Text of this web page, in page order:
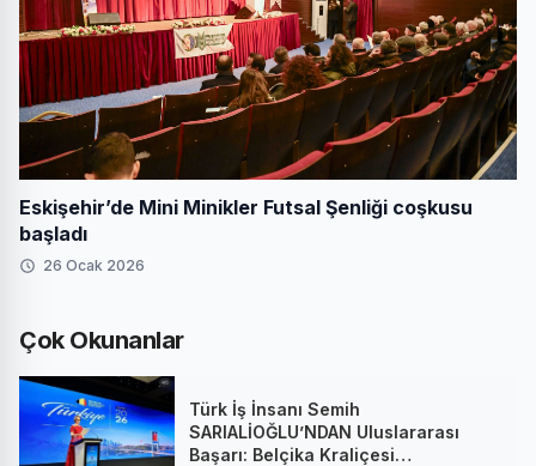
Eskişehir’de Mini Minikler Futsal Şenliği coşkusu
başladı
26 Ocak 2026
Çok Okunanlar
Türk İş İnsanı Semih
SARIALİOĞLU’NDAN Uluslararası
Başarı: Belçika Kraliçesi